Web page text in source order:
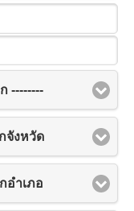
--------
จังหวัด
อำเภอ